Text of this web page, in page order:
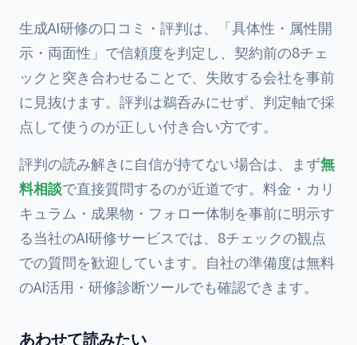
生成AI研修の口コミ・評判は、「具体性・属性開
示・両面性」で信頼度を判定し、契約前の8チェ
ックと突き合わせることで、失敗する会社を事前
に見抜けます。評判は鵜呑みにせず、判定軸で採
点して使うのが正しい付き合い方です。
評判の読み解きに自信が持てない場合は、まず無
料相談で直接質問するのが近道です。料金・カリ
キュラム・成果物・フォロー体制を事前に明示す
る当社のAI研修サービスでは、8チェックの観点
での質問を歓迎しています。自社の準備度は無料
のAI活用・研修診断ツールでも確認できます。
あわせて読みたい